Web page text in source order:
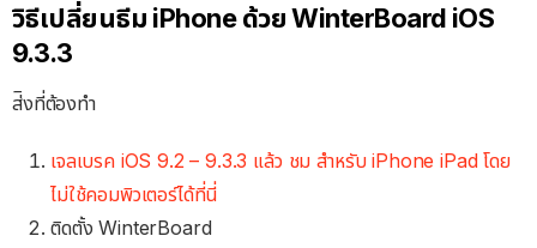
วิธีเปลี่ยนธีม iPhone ด้วย WinterBoard iOS
9.3.3
ส่ิงที่ต้องทำ
เจลเบรค iOS 9.2 – 9.3.3 แล้ว ชม สำหรับ iPhone iPad โดย
ไม่ใช้คอมพิวเตอร์ได้ที่นี่
ติดตั้ง WinterBoard